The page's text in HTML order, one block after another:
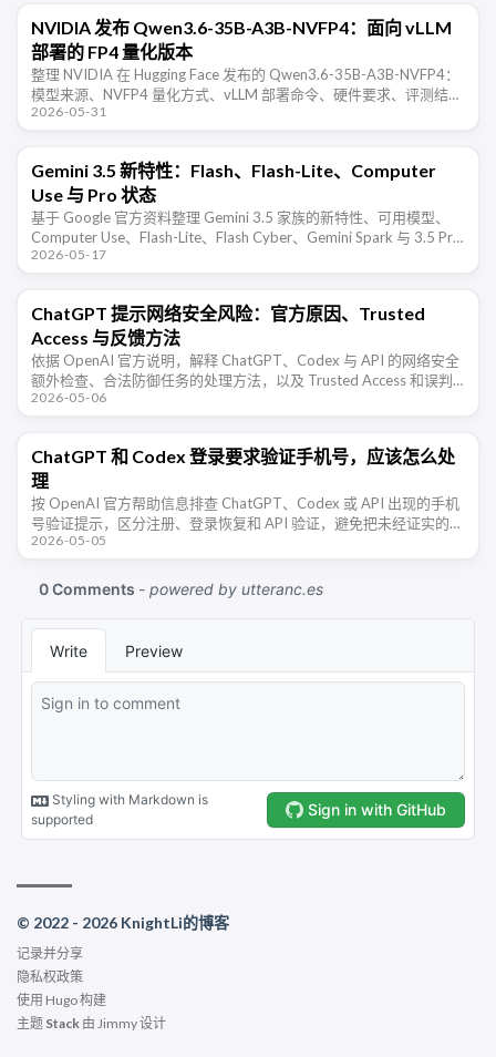
NVIDIA 发布 Qwen3.6-35B-A3B-NVFP4：面向 vLLM
部署的 FP4 量化版本
整理 NVIDIA 在 Hugging Face 发布的 Qwen3.6-35B-A3B-NVFP4：
模型来源、NVFP4 量化方式、vLLM 部署命令、硬件要求、评测结果
和使用限制。
2026-05-31
Gemini 3.5 新特性：Flash、Flash-Lite、Computer
Use 与 Pro 状态
基于 Google 官方资料整理 Gemini 3.5 家族的新特性、可用模型、
Computer Use、Flash-Lite、Flash Cyber、Gemini Spark 与 3.5 Pro
当 …
2026-05-17
ChatGPT 提示网络安全风险：官方原因、Trusted
Access 与反馈方法
依据 OpenAI 官方说明，解释 ChatGPT、Codex 与 API 的网络安全
额外检查、合法防御任务的处理方法，以及 Trusted Access 和误判
反馈所需信息。
2026-05-06
ChatGPT 和 Codex 登录要求验证手机号，应该怎么处
理
按 OpenAI 官方帮助信息排查 ChatGPT、Codex 或 API 出现的手机
号验证提示，区分注册、登录恢复和 API 验证，避免把未经证实的风
控猜测当成结论。
2026-05-05
© 2022 - 2026 KnightLi的博客
记录并分享
隐私权政策
使用 Hugo构建
主题 Stack 由 Jimmy设计